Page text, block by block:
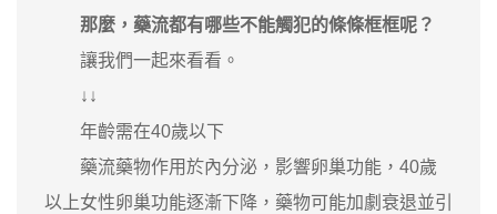
那麼，藥流都有哪些不能觸犯的條條框框呢？
讓我們一起來看看。
↓↓
年齡需在40歲以下
藥流藥物作用於內分泌，影響卵巢功能，40歲
以上女性卵巢功能逐漸下降，藥物可能加劇衰退並引